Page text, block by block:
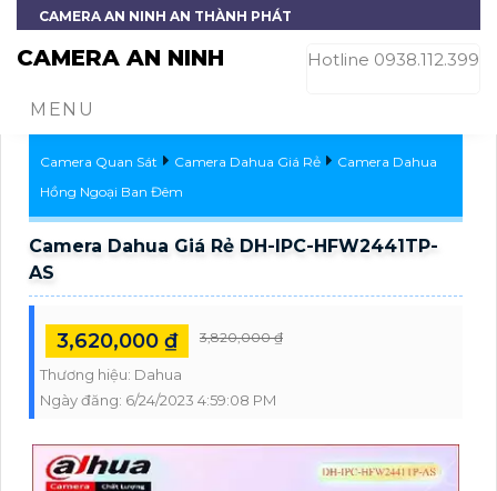
CAMERA AN NINH AN THÀNH PHÁT
CAMERA AN NINH Hotline 0938.112.399
MENU
Camera Quan Sát Camera Dahua Giá Rẻ
Camera Dahua
Hồng Ngoại Ban Đêm
Camera Dahua Giá Rẻ DH-IPC-HFW2441TP-
AS
3,620,000 ₫ 3,820,000 ₫
Thương hiệu: Dahua
Ngày đăng: 6/24/2023 4:59:08 PM